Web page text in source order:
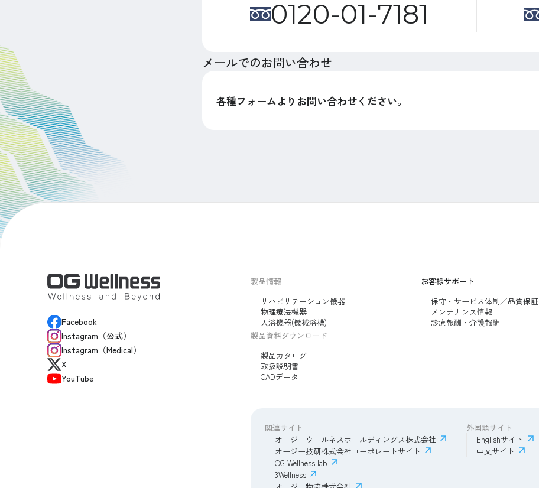
0120-01-7181
メールでのお問い合わせ
各種フォームよりお問い合わせください。
Facebook
Instagram（公式）
Instagram（Medical）
X
YouTube
製品情報
リハビリテーション機器
物理療法機器
入浴機器(機械浴槽)
製品資料ダウンロード
製品カタログ
取扱説明書
CADデータ
お客様サポート
保守・サービス体制／品質保証
メンテナンス情報
診療報酬・介護報酬
関連サイト
オージーウエルネスホールディングス株式会社
オージー技研株式会社コーポレートサイト
OG Wellness lab
3Wellness
外国語サイト
Englishサイト
中文サイト